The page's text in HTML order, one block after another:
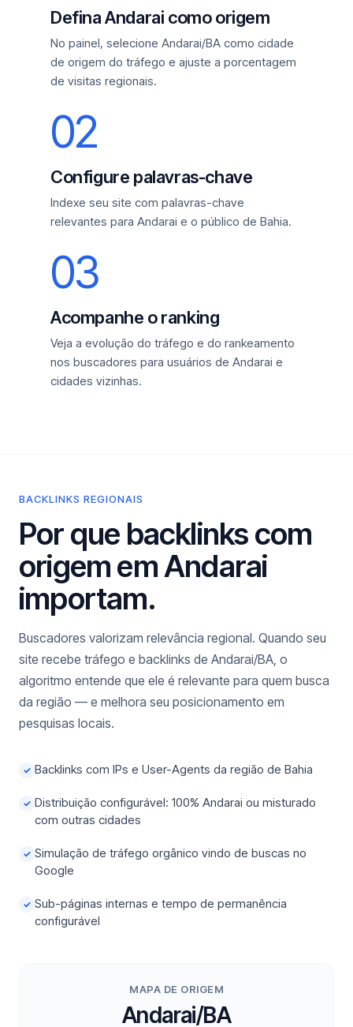
Defina Andarai como origem
No painel, selecione Andarai/BA como cidade
de origem do tráfego e ajuste a porcentagem
de visitas regionais.
02
Configure palavras-chave
Indexe seu site com palavras-chave
relevantes para Andarai e o público de Bahia.
03
Acompanhe o ranking
Veja a evolução do tráfego e do rankeamento
nos buscadores para usuários de Andarai e
cidades vizinhas.
BACKLINKS REGIONAIS
Por que backlinks com
origem em Andarai
importam.
Buscadores valorizam relevância regional. Quando seu
site recebe tráfego e backlinks de Andarai/BA, o
algoritmo entende que ele é relevante para quem busca
da região — e melhora seu posicionamento em
pesquisas locais.
✓ Backlinks com IPs e User-Agents da região de Bahia
✓ Distribuição configurável: 100% Andarai ou misturado
com outras cidades
✓ Simulação de tráfego orgânico vindo de buscas no
Google
✓ Sub-páginas internas e tempo de permanência
configurável
MAPA DE ORIGEM
Andarai/BA